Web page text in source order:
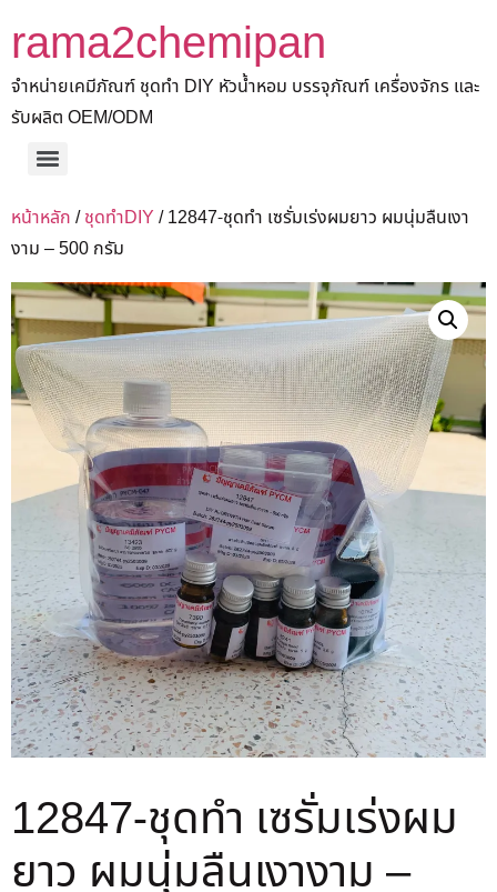
rama2chemipan
จำหน่ายเคมีภัณฑ์ ชุดทำ DIY หัวน้ำหอม บรรจุภัณฑ์ เครื่องจักร และ
รับผลิต OEM/ODM
หน้าหลัก /ชุดทำDIY / 12847-ชุดทำ เซรั่มเร่งผมยาว ผมนุ่มลืนเงา
งาม – 500 กรัม
12847-ชุดทำ เซรั่มเร่งผม
ยาว ผมนุ่มลืนเงางาม –